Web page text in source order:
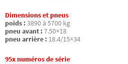
Dimensions et pneus
poids :3890 à 5700 kg
pneu avant :7.50×18
pneu arrière : 18.4/15×34
95x numéros de série